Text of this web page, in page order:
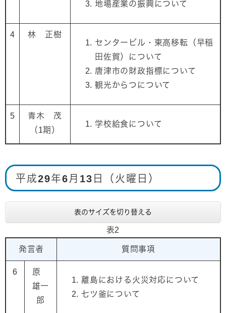
地場産業の振興について
4
林 正樹
センタービル・東高移転（早稲
田佐賀）について
唐津市の財政指標について
観光からつについて
5
青木 茂
（1期）
学校給食について
平成29年6月13日（火曜日）
表のサイズを切り替える
表2
発言者 質問事項
6
原
雄一
郎
離島における火災対応について
七ツ釜について